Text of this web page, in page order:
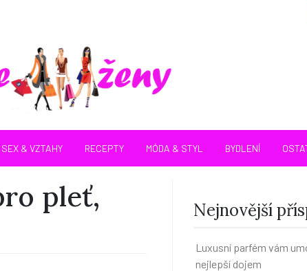
kam mohou pouze
SEX & VZTAHY RECEPTY MÓDA & STYL BYDLENÍ
pleť,
Nejnovější
Luxusní parfém vám
nejlepší dojem